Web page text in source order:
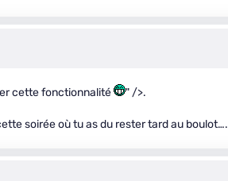
cette fonctionnalité " />.
soirée où tu as du rester tard au boulot….